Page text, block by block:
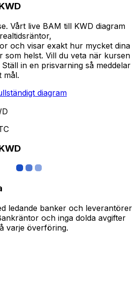
Vårt live BAM till KWD diagram
och visar exakt hur mycket dina
som helst. Vill du veta när kursen
in en prisvarning så meddelar
mål.
diagram
ledande banker och leverantörer
och inga dolda avgifter
varje överföring.